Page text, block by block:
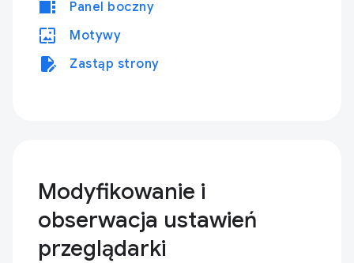
view_sidebar Panel boczny
wallpaper Motywy
edit_document Zastąp strony
Modyfikowanie i
obserwacja ustawień
przeglądarki